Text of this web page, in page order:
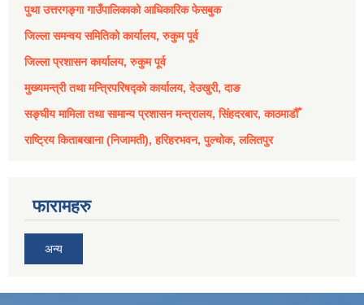
पुथा उत्तरगङ्गा गाउँपालिकाको आधिकारिक फेसबुक
जिल्ला समन्वय समितिको कार्यालय, रुकुम पूर्व
जिल्ला प्रशासन कार्यालय, रुकुम पूर्व
मुख्यमन्त्री तथा मन्त्रिपरिषद्को कार्यालय, देउखुरी, दाङ
सङ्घीय मामिला तथा सामान्य प्रशासन मन्त्रालय, सिंहदरबार, काठमाडौँ
राष्ट्रिय किताबखाना (निजामती), हरिहरभवन, पुल्चोक, ललितपुर
फारामहरु
अन्य